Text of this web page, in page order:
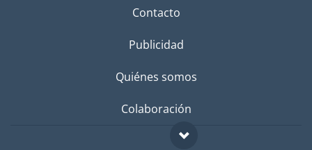
Contacto
Publicidad
Quiénes somos
Colaboración